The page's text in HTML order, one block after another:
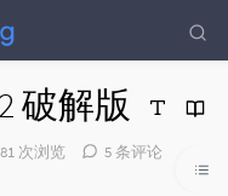
破解版
次浏览
5 条评论